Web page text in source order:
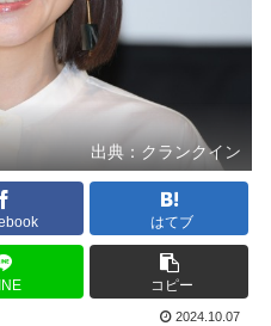
出典：クランクイン
はてブ
コピー
2024.10.07